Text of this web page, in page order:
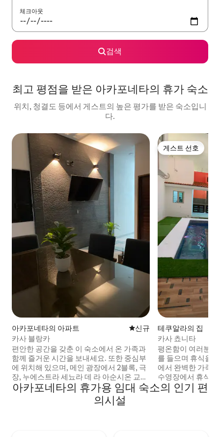
체크아웃
검색
최고 평점을 받은 아카포네타의 휴가 숙소
위치, 청결도 등에서 게스트의 높은 평가를 받은 숙소입니
다.
아카포네타의 아파트 신규 숙소
신규
카사 블랑카
편안한 공간을 갖춘 이 숙소에서 온 가족과
함께 즐거운 시간을 보내세요. 또한 중심부
에 위치해 있으며, 메인 광장에서 2블록, 극
장, 누에스트라 세뇨라 데 라 아순시온 교회,
약국, 옥소 등에서 한 블록 거리에 있습니다.
테라스 공간이 있습니다.
게스트 선호
게스트 선호
테쿠알라의 집
카사 쵸니타
평온함이 여러분
를 들으며 휴식을
에서 완벽한 가족
수영장에서 휴식
한 환경에서 잊지
아카포네타의 휴가용 임대 숙소의 인기 편
의시설